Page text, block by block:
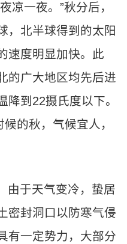
一夜。”秋分后，
，北半球得到的太阳
速度明显加快。此
的广大地区均先后进
降到22摄氏度以下。
的秋，气候宜人，
于天气变冷，蛰居
密封洞口以防寒气侵
有一定势力，大部分